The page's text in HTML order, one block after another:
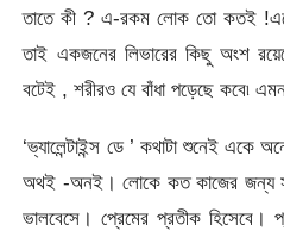
তাতে কী ? এ-রকম লোক তো কতই
তাই একজনের লিভারের কিছু অংশ
বটেই , শরীরও যে বাঁধা পড়েছে কবে৷
‘ভ্যালেন্টাইন্স ডে ’ কথাটা শুনেই একে
অথই -অনই। লোকে কত কাজের জন্য
ভালবেসে। প্রেমের প্রতীক হিসেবে।